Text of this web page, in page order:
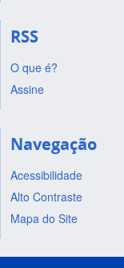
RSS
O que é?
Assine
Navegação
Acessibilidade
Alto Contraste
Mapa do Site